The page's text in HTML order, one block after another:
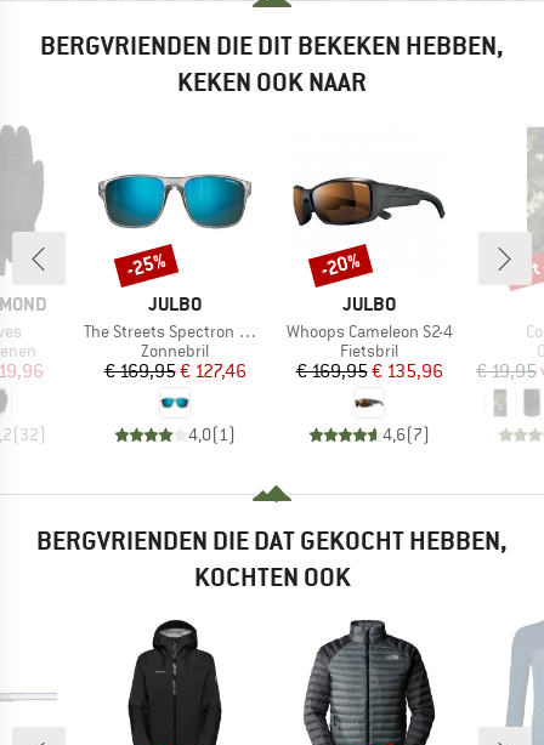
BERGVRIENDEN DIE DIT BEKEKEN HEBBEN,
KEKEN OOK NAAR
prijs
(32)
MERK
JULBO
Artikel
The Streets Spectron HD S3 Polarized (VLT 12%)
Productgroep
Zonnebril
Prijs
€ 169,95Verlaagde prijs
€ 127,46
4,0( 1)
Korting
-25%
MERK
JULBO
Artikel
Whoops Cameleon S2-4
Productgroep
Fietsbril
Prijs
€ 169,95Verlaagde prijs
€ 135,96
4,6(7)
Korting
-20%
€ 19,95
BERGVRIENDEN DIE DAT GEKOCHT HEBBEN,
KOCHTEN OOK